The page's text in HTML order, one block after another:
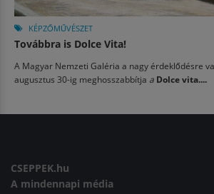
KÉPZŐMŰVÉSZET
Továbbra is Dolce Vita!
A Magyar Nemzeti Galéria a nagy érdeklődésre
augusztus 30-ig meghosszabbítja a Dolce vita....
CSEPPEK.hu
A mindennapi média